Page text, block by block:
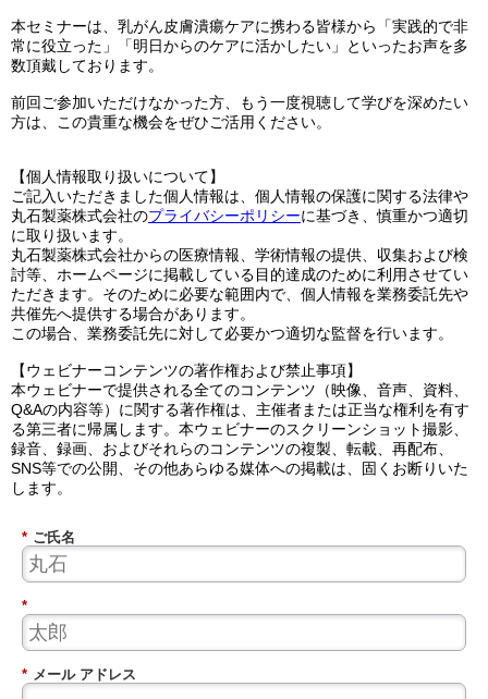
本セミナーは、乳がん皮膚潰瘍ケアに携わる皆様から「実践的で非
常に役立った」「明日からのケアに活かしたい」といったお声を多
数頂戴しております。
前回ご参加いただけなかった方、もう一度視聴して学びを深めたい
方は、この貴重な機会をぜひご活用ください。
【個人情報取り扱いについて】
ご記入いただきました個人情報は、個人情報の保護に関する法律や
丸石製薬株式会社のプライバシーポリシーに基づき、慎重かつ適切
に取り扱います。
丸石製薬株式会社からの医療情報、学術情報の提供、収集および検
討等、ホームページに掲載している目的達成のために利⽤させてい
ただきます。そのために必要な範囲内で、個人情報を業務委託先や
共催先へ提供する場合があります。
この場合、業務委託先に対して必要かつ適切な監督を行います。
【ウェビナーコンテンツの著作権および禁止事項】
本ウェビナーで提供される全てのコンテンツ（映像、音声、資料、
Q&Aの内容等）に関する著作権は、主催者または正当な権利を有す
る第三者に帰属します。本ウェビナーのスクリーンショット撮影、
録音、録画、およびそれらのコンテンツの複製、転載、再配布、
SNS等での公開、その他あらゆる媒体への掲載は、固くお断りいた
します。
* ご氏名
*
* メール アドレス